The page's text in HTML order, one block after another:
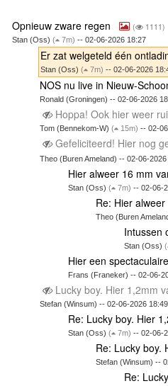
Opnieuw zware regen ( 1111)
Stan (Oss) ( 7m) -- 02-06-2026 18:27
Er zat welgeteld één
Stan (Oss)( 7m) -- 02-06-2026
NOS nu live in Nieuw-
Ronald (Groningen) -- 02-06-2026
Hoppa! Ook hier weer
Tom (Bennekom-W)( 15m) -- 02-
Gefeliciteerd! Hier nog
Theo (Buren Ameland) -- 02-06-2026
Hier alweer 16 mm
Stan (Oss) ( 7m) -- 02-06-
Re: Hier
Theo (Buren
Intussen
Stan (Oss) (
Hier een
Frans (Franeker) -- 02-06-
Lucky boy. Hier 1,2mm
Stefan (Winsum) -- 02-06-2026 18:49
Re: Lucky boy. Hier
Stan (Oss) ( 7m) -- 02-06-
Re: Lucky boy.
Stefan (Winsum) --
Re: